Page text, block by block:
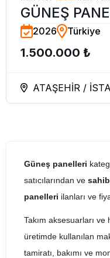
GÜNEŞ
İÇİN
EKİPMANLAR
2026 Türkiye
1.500.000 ₺
ATAŞEHİR /
Güneş panelleri
satıcılarından ve
panelleri ilanları ve
Takım aksesuarları
üretimde kullanılan
tamiratı, bakımı ve